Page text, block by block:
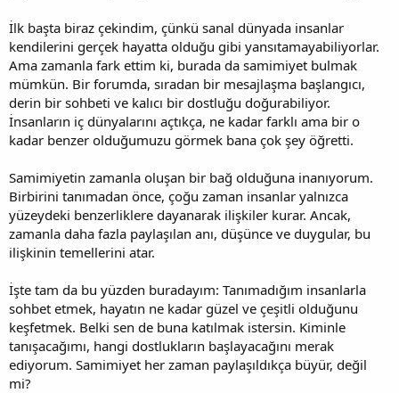
İlk başta biraz çekindim, çünkü sanal dünyada insanlar
kendilerini gerçek hayatta olduğu gibi yansıtamayabiliyorlar.
Ama zamanla fark ettim ki, burada da samimiyet bulmak
mümkün. Bir forumda, sıradan bir mesajlaşma başlangıcı,
derin bir sohbeti ve kalıcı bir dostluğu doğurabiliyor.
İnsanların iç dünyalarını açtıkça, ne kadar farklı ama bir o
kadar benzer olduğumuzu görmek bana çok şey öğretti.
Samimiyetin zamanla oluşan bir bağ olduğuna inanıyorum.
Birbirini tanımadan önce, çoğu zaman insanlar yalnızca
yüzeydeki benzerliklere dayanarak ilişkiler kurar. Ancak,
zamanla daha fazla paylaşılan anı, düşünce ve duygular, bu
ilişkinin temellerini atar.
İşte tam da bu yüzden buradayım: Tanımadığım insanlarla
sohbet etmek, hayatın ne kadar güzel ve çeşitli olduğunu
keşfetmek. Belki sen de buna katılmak istersin. Kiminle
tanışacağımı, hangi dostlukların başlayacağını merak
ediyorum. Samimiyet her zaman paylaşıldıkça büyür, değil
mi?